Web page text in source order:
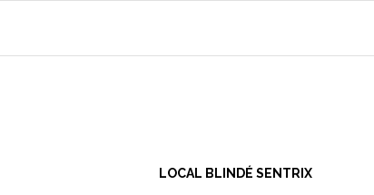
LOCAL BLINDÉ SENTRIX